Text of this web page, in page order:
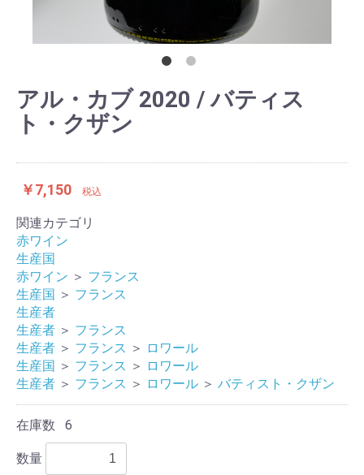
アル・カブ 2020 / バティス
ト・クザン
￥7,150 税込
関連カテゴリ
赤ワイン
生産国
赤ワイン ＞ フランス
生産国 ＞ フランス
生産者
生産者 ＞ フランス
生産者 ＞ フランス ＞ ロワール
生産国 ＞ フランス ＞ ロワール
生産者 ＞ フランス ＞ ロワール ＞ バティスト・クザン
在庫数 6
数量